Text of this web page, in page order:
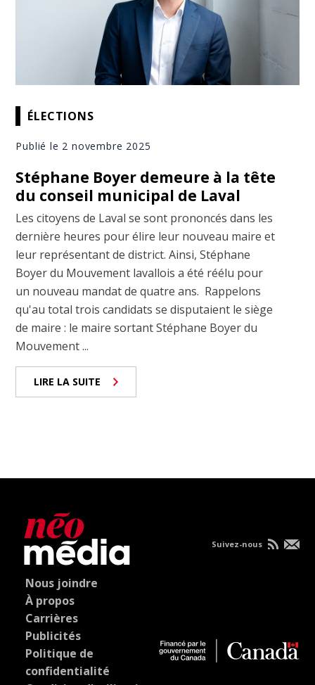
ÉLECTIONS
Publié le 2 novembre 2025
Stéphane Boyer demeure à la tête
du conseil municipal de Laval
Les citoyens de Laval se sont prononcés dans les
dernière heures pour élire leur nouveau maire et
leur représentant de district. Ainsi, Stéphane
Boyer du Mouvement lavallois a été réélu pour
un nouveau mandat de quatre ans. Rappelons
qu'au total trois candidats se disputaient le siège
de maire : le maire sortant Stéphane Boyer du
Mouvement ...
LIRE LA SUITE
Nous joindre
À propos
Carrières
Publicités
Politique de
confidentialité
Suivez-nous